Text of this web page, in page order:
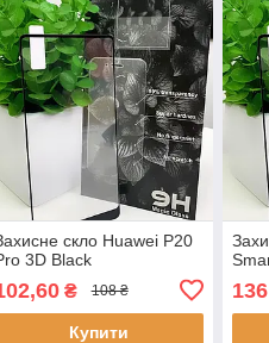
скло Huawei P20
3D Black
₴ 108 ₴
Купити